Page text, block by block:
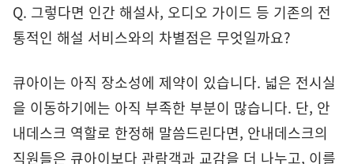
Q. 그렇다면 인간 해설사, 오디오 가이드 등 기존의 전
통적인 해설 서비스와의 차별점은 무엇일까요?
큐아이는 아직 장소성에 제약이 있습니다. 넓은 전시실
을 이동하기에는 아직 부족한 부분이 많습니다. 단, 안
내데스크 역할로 한정해 말씀드린다면, 안내데스크의
직원들은 큐아이보다 관람객과 교감을 더 나누고, 이를